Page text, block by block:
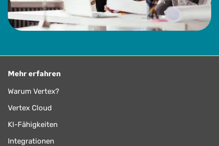
Mehr erfahren
Warum Vertex?
Vertex Cloud
KI-Fähigkeiten
Integrationen